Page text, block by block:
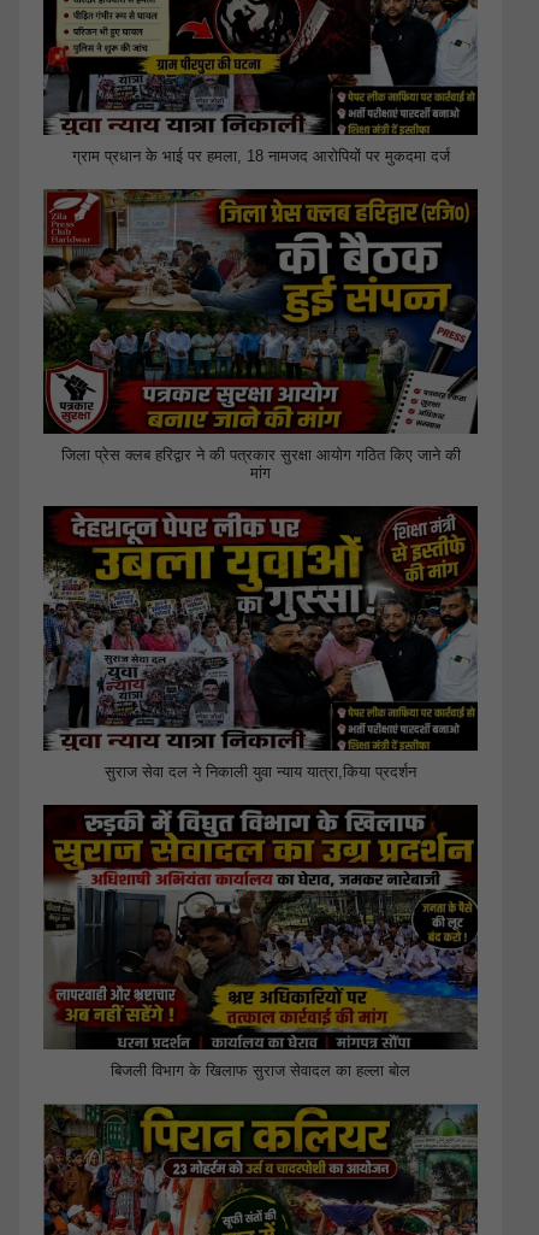
ग्राम प्रधान के भाई पर हमला, 18 नामजद आरोपियों पर मुकदमा दर्ज
जिला प्रेस क्लब हरिद्वार ने की पत्रकार सुरक्षा आयोग गठित किए जाने की
मांग
सुराज सेवा दल ने निकाली युवा न्याय यात्रा,किया प्रदर्शन
बिजली विभाग के खिलाफ सुराज सेवादल का हल्ला बोल